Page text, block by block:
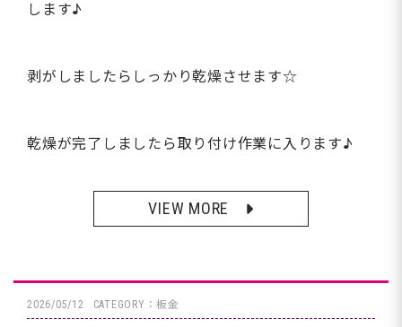
します♪
剥がしましたらしっかり乾燥させます☆
乾燥が完了しましたら取り付け作業に入ります♪
VIEW MORE
2026/05/12 CATEGORY：板金